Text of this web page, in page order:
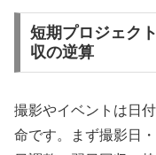
短期プロジェク
収の逆算
撮影やイベントは日
命です。まず撮影日